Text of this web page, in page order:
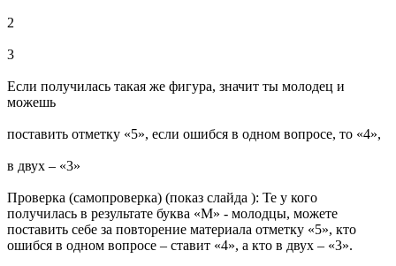
2
3
Если получилась такая же фигура, значит ты молодец и
можешь
поставить отметку «5», если ошибся в одном вопросе, то «4»,
в двух – «3»
Проверка (самопроверка) (показ слайда ): Те у кого
получилась в результате буква «М» - молодцы, можете
поставить себе за повторение материала отметку «5», кто
ошибся в одном вопросе – ставит «4», а кто в двух – «3».